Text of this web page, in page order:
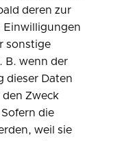
deren zur
Einwilligungen
sonstige
B. wenn der
dieser Daten
Zweck
die
weil sie